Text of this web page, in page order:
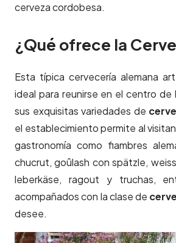
cerveza cordobesa.
¿Qué ofrece la
Esta típica cervecería alemana
ideal para reunirse en el centro de
sus exquisitas variedades de
el establecimiento permite al
gastronomía como fiambres
chucrut, goûlash con spätzle,
leberkäse, ragout y truchas,
acompañados con la clase de
desee.